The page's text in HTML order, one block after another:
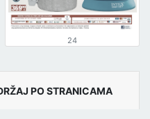
24
PO STRANICAMA